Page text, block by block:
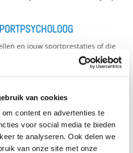
van cookies
content en advertenties te
voor social media te bieden
te analyseren. Ook delen we
van onze site met onze
en jouw sportprestaties of die
ervaren sportpsychologen van NL
graag bij het kiezen van de juiste
– focus op wat je kunt beheersen
die angst verhogen
doelen voor sneller resultaat
– dit verhoogt motivatie en